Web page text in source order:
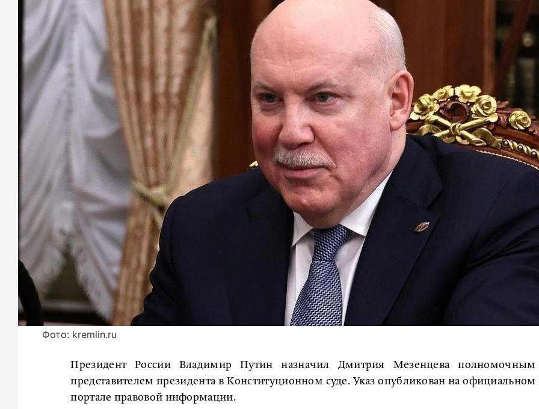
Фото: kremlin.ru
Президент России Владимир Путин назначил Дмитрия Мезенцева полномочным
представителем президента в Конституционном суде. Указ опубликован на официальном
портале правовой информации.